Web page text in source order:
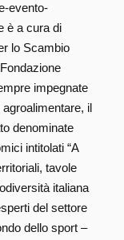
evento-
è a cura di
lo Scambio
impegnate
il
denominate
intitolati “A
tavole
italiana
del settore
dello sport –